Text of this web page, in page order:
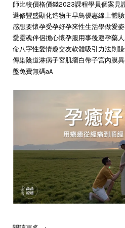
師比較價格價錢2023課程學員個案見
選修豐盛顯化造物主早鳥優惠線上體
感想要懷孕受孕好孕來性生活學做愛
愛靈魂伴侶擔心懷孕服用事後避孕藥
命八字性愛情趣交友軟體吸引力法則
傳染陰道淋病子宮肌瘤白帶子宮內膜
盤免費無碼aA